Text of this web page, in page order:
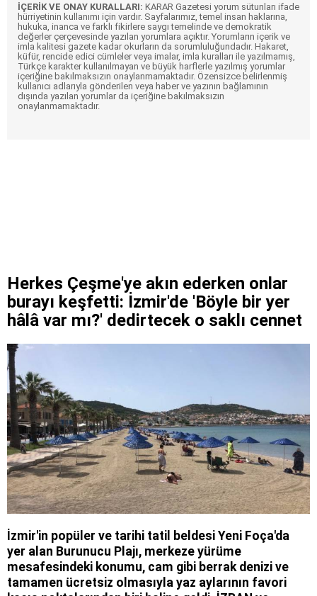
İÇERİK VE ONAY KURALLARI: KARAR Gazetesi yorum sütunları ifade
hürriyetinin kullanımı için vardır. Sayfalarımız, temel insan haklarına,
hukuka, inanca ve farklı fikirlere saygı temelinde ve demokratik
değerler çerçevesinde yazılan yorumlara açıktır. Yorumların içerik ve
imla kalitesi gazete kadar okurların da sorumluluğundadır. Hakaret,
küfür, rencide edici cümleler veya imalar, imla kuralları ile yazılmamış,
Türkçe karakter kullanılmayan ve büyük harflerle yazılmış yorumlar
içeriğine bakılmaksızın onaylanmamaktadır. Özensizce belirlenmiş
kullanıcı adlarıyla gönderilen veya haber ve yazının bağlamının
dışında yazılan yorumlar da içeriğine bakılmaksızın
onaylanmamaktadır.
Herkes Çeşme'ye akın ederken onlar
burayı keşfetti: İzmir'de 'Böyle bir yer
hâlâ var mı?' dedirtecek o saklı cennet
İzmir'in popüler ve tarihi tatil beldesi Yeni Foça'da
yer alan Burunucu Plajı, merkeze yürüme
mesafesindeki konumu, cam gibi berrak denizi ve
tamamen ücretsiz olmasıyla yaz aylarının favori